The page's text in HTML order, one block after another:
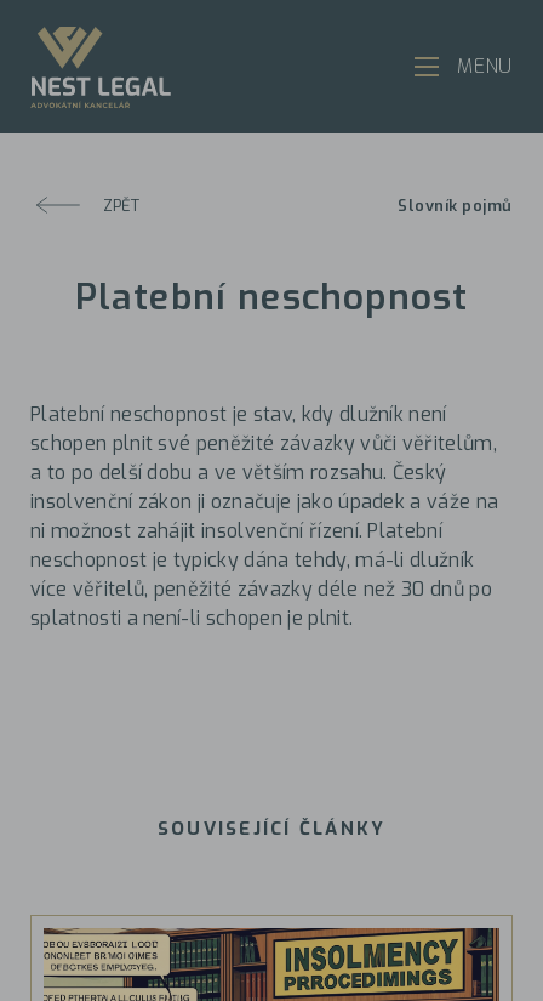
ZPĚT Slovník pojmů
Platební neschopnost
Platební neschopnost je stav, kdy dlužník není
schopen plnit své peněžité závazky vůči věřitelům,
a to po delší dobu a ve větším rozsahu. Český
insolvenční zákon ji označuje jako úpadek a váže na
ni možnost zahájit insolvenční řízení. Platební
neschopnost je typicky dána tehdy, má-li dlužník
více věřitelů, peněžité závazky déle než 30 dnů po
splatnosti a není-li schopen je plnit.
SOUVISEJÍCÍ ČLÁNKY
MENU